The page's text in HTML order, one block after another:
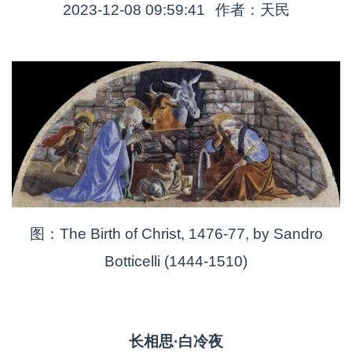
2023-12-08 09:59:41 作者：天民
图：The Birth of Christ, 1476-77, by Sandro
Botticelli (1444-1510)
长相思·白冷夜